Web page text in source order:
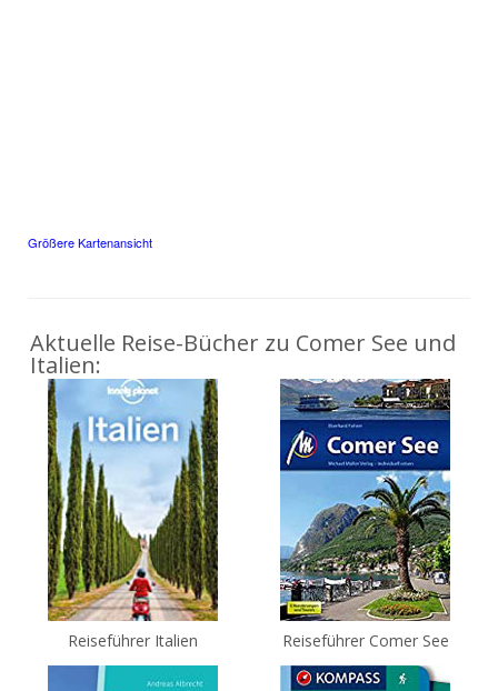
Größere Kartenansicht
Aktuelle Reise-Bücher zu Comer See und
Italien:
Reiseführer Italien Reiseführer Comer See